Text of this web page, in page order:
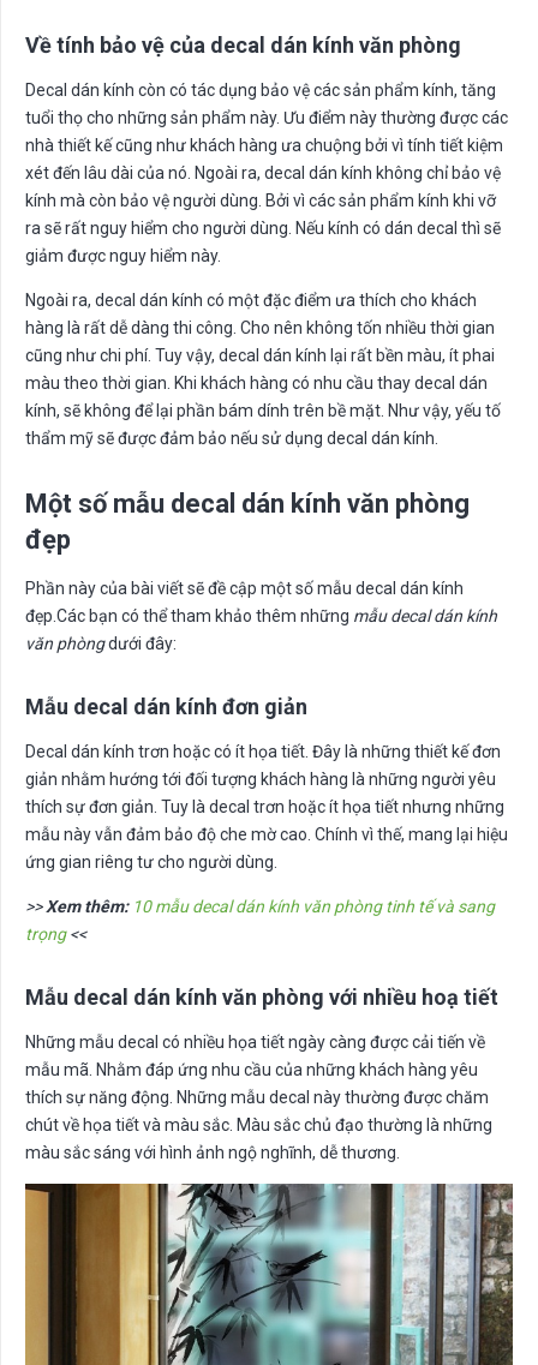
Về tính bảo vệ của decal dán kính văn phòng
Decal dán kính còn có tác dụng bảo vệ các sản phẩm kính, tăng
tuổi thọ cho những sản phẩm này. Ưu điểm này thường được các
nhà thiết kế cũng như khách hàng ưa chuộng bởi vì tính tiết kiệm
xét đến lâu dài của nó. Ngoài ra, decal dán kính không chỉ bảo vệ
kính mà còn bảo vệ người dùng. Bởi vì các sản phẩm kính khi vỡ
ra sẽ rất nguy hiểm cho người dùng. Nếu kính có dán decal thì sẽ
giảm được nguy hiểm này.
Ngoài ra, decal dán kính có một đặc điểm ưa thích cho khách
hàng là rất dễ dàng thi công. Cho nên không tốn nhiều thời gian
cũng như chi phí. Tuy vậy, decal dán kính lại rất bền màu, ít phai
màu theo thời gian. Khi khách hàng có nhu cầu thay decal dán
kính, sẽ không để lại phần bám dính trên bề mặt. Như vậy, yếu tố
thẩm mỹ sẽ được đảm bảo nếu sử dụng decal dán kính.
Một số mẫu decal dán kính văn phòng
đẹp
Phần này của bài viết sẽ đề cập một số mẫu decal dán kính
đẹp.Các bạn có thể tham khảo thêm những mẫu decal dán kính
văn phòngdưới đây:
Mẫu decal dán kính đơn giản
Decal dán kính trơn hoặc có ít họa tiết. Đây là những thiết kế đơn
giản nhằm hướng tới đối tượng khách hàng là những người yêu
thích sự đơn giản. Tuy là decal trơn hoặc ít họa tiết nhưng những
mẫu này vẫn đảm bảo độ che mờ cao. Chính vì thế, mang lại hiệu
ứng gian riêng tư cho người dùng.
>>Xem thêm: 10 mẫu decal dán kính văn phòng tinh tế và sang
trọng<<
Mẫu decal dán kính văn phòng với nhiều hoạ tiết
Những mẫu decal có nhiều họa tiết ngày càng được cải tiến về
mẫu mã. Nhằm đáp ứng nhu cầu của những khách hàng yêu
thích sự năng động. Những mẫu decal này thường được chăm
chút về họa tiết và màu sắc. Màu sắc chủ đạo thường là những
màu sắc sáng với hình ảnh ngộ nghĩnh, dễ thương.